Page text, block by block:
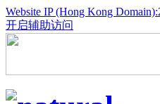
Website IP (Hong Kong
开启辅助访问